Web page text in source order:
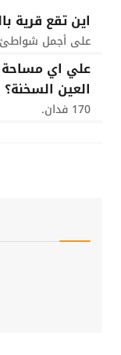
اين تقع قرية
على أجمل شواطئ البحر
علي اي مساحة
العين السخنة؟
170 فدان.